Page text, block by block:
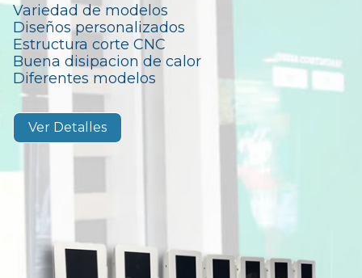
Variedad de modelos
Diseños personalizados
Estructura corte CNC
Buena disipacion de calor
Diferentes modelos
Ver Detalles